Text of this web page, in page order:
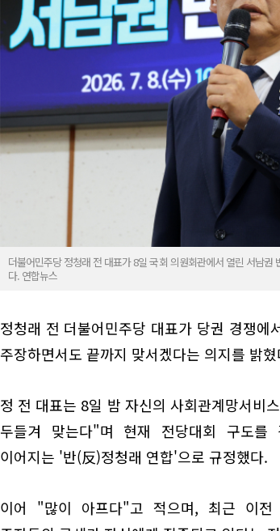
더불어민주당 정청래 전 대표가 8일 국회 의원회관에서 열린 서남
다. 연합뉴스
정청래 전 더불어민주당 대표가 당권 경쟁
주장하면서도 끝까지 맞서겠다는 의지를 밝
정 전 대표는 8일 밤 자신의 사회관계망서비
두들겨 맞는다"며 현재 전당대회 구도를
이어지는 '반(反)정청래 연합'으로 규정했다.
이어 "많이 아프다"고 적으며, 최근 이전